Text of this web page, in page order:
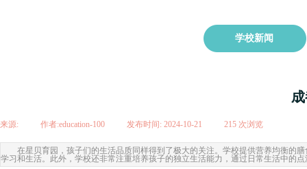
学校新闻
来源: 作者:education-100 发布时间: 2024-10-21 215 次浏览
在星贝育园，孩子们的生活品质同样得到了极大的关注。学校提供营养均衡的
学习和生活。此外，学校还非常注重培养孩子的独立生活能力，通过日常生活中的